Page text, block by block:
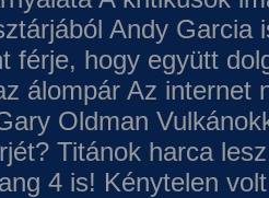
Andy Garcia
férje, hogy együtt
álompár Az internet
Oldman
Titánok harca
4 is! Kénytelen